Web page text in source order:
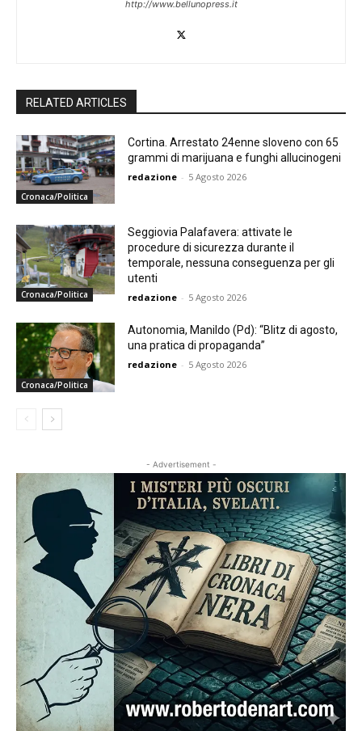
http://www.bellunopress.it
RELATED ARTICLES
Cronaca/Politica
Cortina. Arrestato 24enne sloveno con 65
grammi di marijuana e funghi allucinogeni
redazione - 5 Agosto 2026
Cronaca/Politica
Seggiovia Palafavera: attivate le
procedure di sicurezza durante il
temporale, nessuna conseguenza per gli
utenti
redazione - 5 Agosto 2026
Cronaca/Politica
Autonomia, Manildo (Pd): “Blitz di agosto,
una pratica di propaganda”
redazione - 5 Agosto 2026
- Advertisement -